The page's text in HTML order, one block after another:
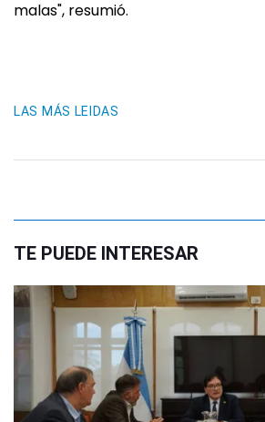
malas", resumió.
LAS MÁS LEIDAS
TE PUEDE INTERESAR